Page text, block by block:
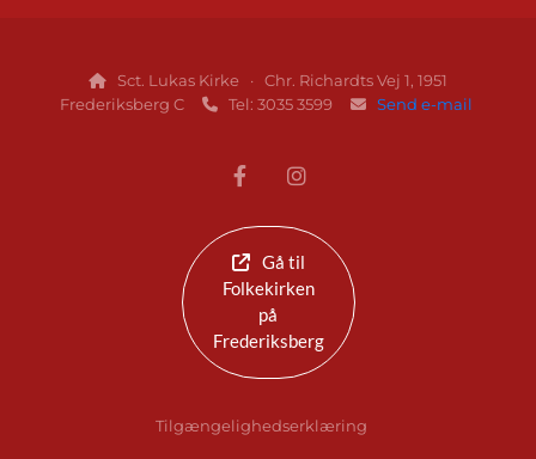

Sct. Lukas Kirke · Chr. Richardts Vej 1, 1951
Frederiksberg C
 Tel: 3035 3599  Send e-mail
Gå til
Folkekirken
på
Frederiksberg
Tilgængelighedserklæring